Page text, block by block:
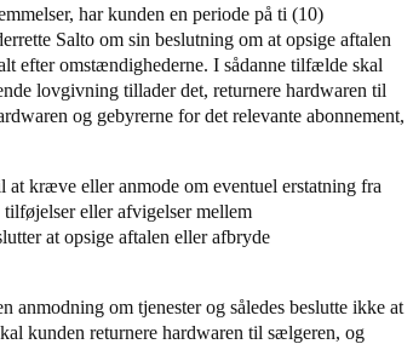
har kunden en periode på ti (10)
Salto om sin beslutning om at opsige aftalen
efter omstændighederne. I sådanne tilfælde skal
lovgivning tillader det, returnere hardwaren til
og gebyrerne for det relevante abonnement,
kræve eller anmode om eventuel erstatning fra
eller afvigelser mellem
at opsige aftalen eller afbryde
om tjenester og således beslutte ikke at
kunden returnere hardwaren til sælgeren, og